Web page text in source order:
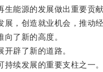
源的发展做出重要贡献
，创造就业机会，推动经
了新的高度。
辟了新的道路。
续发展的重要支柱之一。